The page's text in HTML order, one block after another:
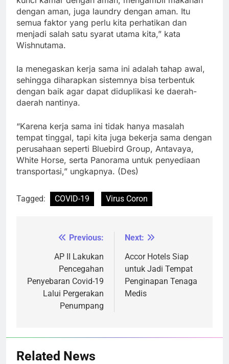
dengan aman, juga laundry dengan aman. Itu
semua faktor yang perlu kita perhatikan dan
menjadi salah satu syarat utama kita,” kata
Wishnutama.
Ia menegaskan kerja sama ini adalah tahap awal,
sehingga diharapkan sistemnya bisa terbentuk
dengan baik agar dapat diduplikasi ke daerah-
daerah nantinya.
“Karena kerja sama ini tidak hanya masalah
tempat tinggal, tapi kita juga bekerja sama dengan
perusahaan seperti Bluebird Group, Antavaya,
White Horse, serta Panorama untuk penyediaan
transportasi,” ungkapnya. (Des)
Tagged: COVID-19 Virus Coron
NavigasiPrevious:
AP II Lakukan
Pencegahan
Penyebaran Covid-19
Lalui Pergerakan
Penumpang
Next:
Accor Hotels Siap
untuk Jadi Tempat
Penginapan Tenaga
Medis
Related News